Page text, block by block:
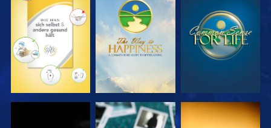
ANSEHEN ANSEHEN ANSEHEN